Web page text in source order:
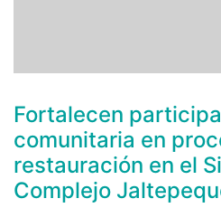
Fortalecen
comunitaria en
restauración en el
Complejo